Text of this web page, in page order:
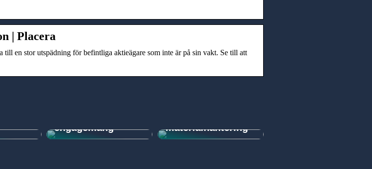
| Placera
till en stor utspädning för befintliga aktieägare som inte är på sin vakt. Se till att
engagemang
materialhantering